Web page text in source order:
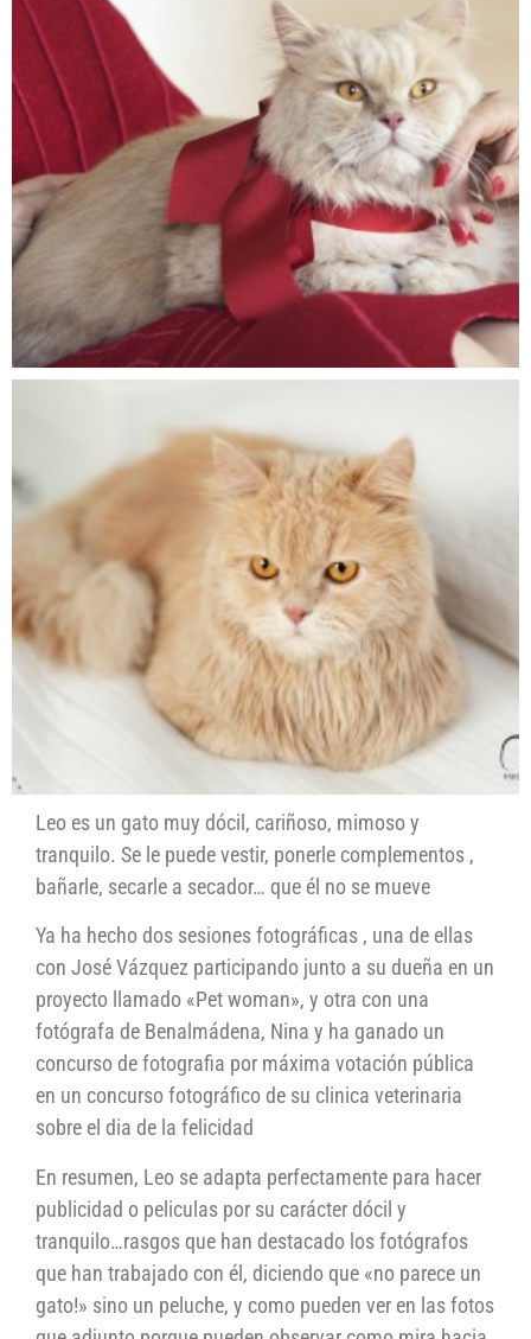
Leo es un gato muy dócil, cariñoso, mimoso y
tranquilo. Se le puede vestir, ponerle complementos ,
bañarle, secarle a secador… que él no se mueve
Ya ha hecho dos sesiones fotográficas , una de ellas
con José Vázquez participando junto a su dueña en un
proyecto llamado «Pet woman», y otra con una
fotógrafa de Benalmádena, Nina y ha ganado un
concurso de fotografia por máxima votación pública
en un concurso fotográfico de su clinica veterinaria
sobre el dia de la felicidad
En resumen, Leo se adapta perfectamente para hacer
publicidad o peliculas por su carácter dócil y
tranquilo…rasgos que han destacado los fotógrafos
que han trabajado con él, diciendo que «no parece un
gato!» sino un peluche, y como pueden ver en las fotos